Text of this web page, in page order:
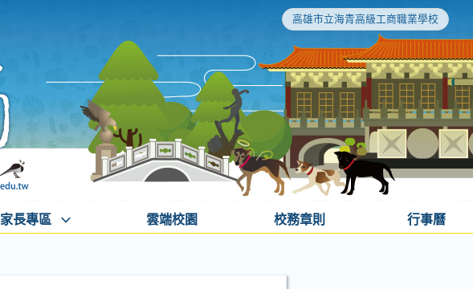
高雄市立海青高級工商職業學校
家長專區 雲端校園 校務章則 行事曆